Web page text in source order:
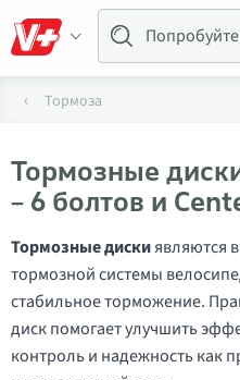
Тормоза
Тормозные
– 6 болтов и
Тормозные дискиявляются
тормозной системы
стабильное торможение.
диск помогает улучшить
контроль и надежность как